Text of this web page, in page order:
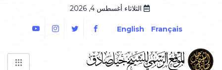
الثلاثاء أغسطس 4, 2026
Français
English